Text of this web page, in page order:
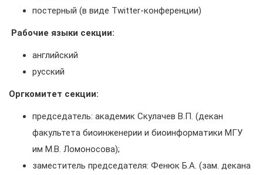
постерный (в виде Twitter-конференции)
Рабочие языки секции:
английский
русский
Оргкомитет секции:
председатель: академик Скулачев В.П. (декан
факультета биоинженерии и биоинформатики МГУ
им М.В. Ломоносова);
заместитель председателя: Фенюк Б.А. (зам. декана